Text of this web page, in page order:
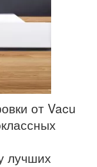
от Vacu
лучших